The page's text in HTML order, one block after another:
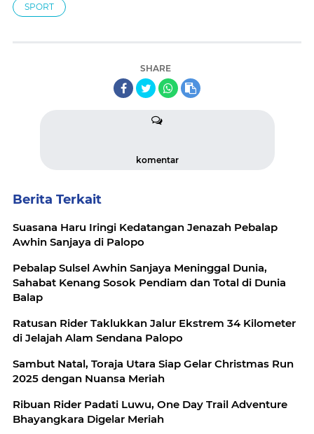
SPORT
SHARE
komentar
Berita Terkait
Suasana Haru Iringi Kedatangan Jenazah Pebalap
Awhin Sanjaya di Palopo
Pebalap Sulsel Awhin Sanjaya Meninggal Dunia,
Sahabat Kenang Sosok Pendiam dan Total di Dunia
Balap
Ratusan Rider Taklukkan Jalur Ekstrem 34 Kilometer
di Jelajah Alam Sendana Palopo
Sambut Natal, Toraja Utara Siap Gelar Christmas Run
2025 dengan Nuansa Meriah
Ribuan Rider Padati Luwu, One Day Trail Adventure
Bhayangkara Digelar Meriah